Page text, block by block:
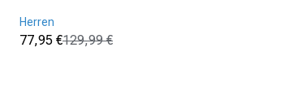
Herren
Verkaufspreis
77,95 €
Normaler Preis
129,99 €